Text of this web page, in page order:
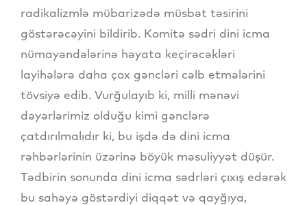
radikalizmlə mübarizədə müsbət təsirini
göstərəcəyini bildirib. Komitə sədri dini icma
nümayəndələrinə həyata keçirəcəkləri
layihələrə daha çox gəncləri cəlb etmələrini
tövsiyə edib. Vurğulayıb ki, milli mənəvi
dəyərlərimiz olduğu kimi gənclərə
çatdırılmalıdır ki, bu işdə də dini icma
rəhbərlərinin üzərinə böyük məsuliyyət düşür.
Tədbirin sonunda dini icma sədrləri çıxış edərək
bu sahəyə göstərdiyi diqqət və qayğıya,